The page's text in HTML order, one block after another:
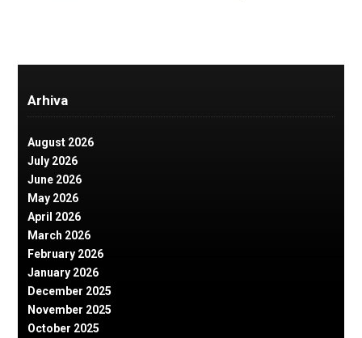
Arhiva
August 2026
July 2026
June 2026
May 2026
April 2026
March 2026
February 2026
January 2026
December 2025
November 2025
October 2025